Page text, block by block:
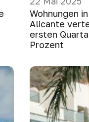
Wohnungen
Alicante
ersten
Prozent